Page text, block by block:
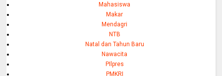
Mahasiswa
Makar
Mendagri
NTB
Natal dan Tahun Baru
Nawacita
PIlpres
PMKRI